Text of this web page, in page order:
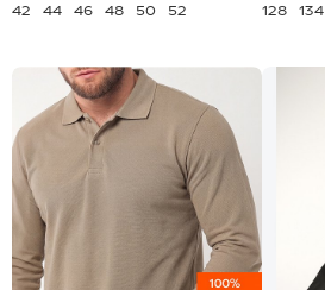
42
44 46 48 50 52
128
134